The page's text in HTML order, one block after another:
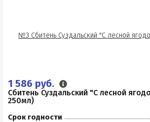
1 586 руб.
Сбитень Суздальский "С лесной
250мл)
Срок годности